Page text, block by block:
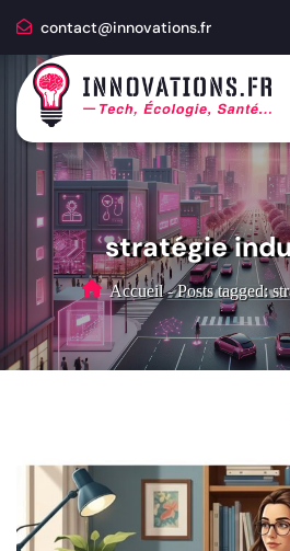
contact@innovations.fr
stratégie
Accueil - Posts tagged: